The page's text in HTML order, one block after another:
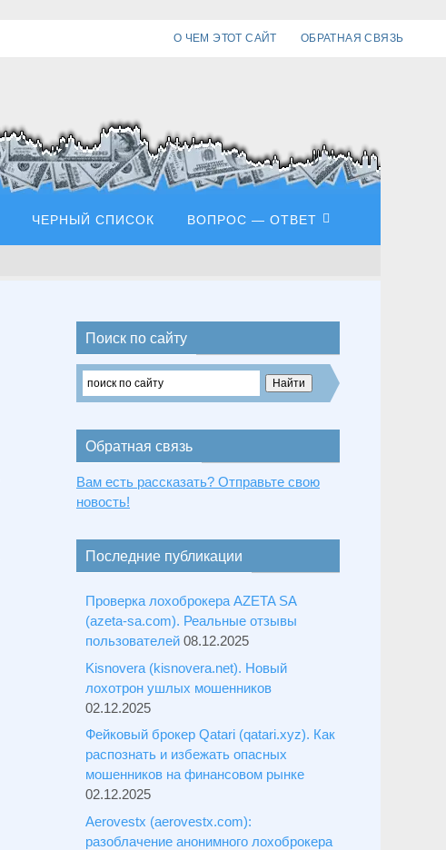
О ЧЕМ ЭТОТ САЙТ ОБРАТНАЯ СВЯЗЬ
ЧЕРНЫЙ СПИСОК ВОПРОС — ОТВЕТ
Поиск по сайту
Обратная связь
Вам есть рассказать? Отправьте свою
новость!
Последние публикации
Проверка лохоброкера AZETA SA
(azeta-sa.com). Реальные отзывы
пользователей 08.12.2025
Kisnovera (kisnovera.net). Новый
лохотрон ушлых мошенников
02.12.2025
Фейковый брокер Qatari (qatari.xyz). Как
распознать и избежать опасных
мошенников на финансовом рынке
02.12.2025
Aerovestx (aerovestx.com):
разоблачение анонимного лохоброкера